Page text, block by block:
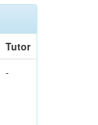
Tutor
-